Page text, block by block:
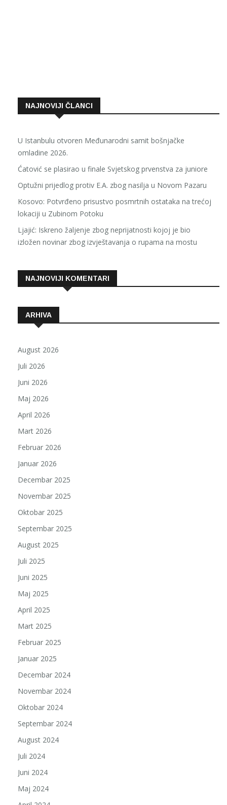
NAJNOVIJI ČLANCI
U Istanbulu otvoren Međunarodni samit bošnjačke
omladine 2026.
Ćatović se plasirao u finale Svjetskog prvenstva za juniore
Optužni prijedlog protiv E.A. zbog nasilja u Novom Pazaru
Kosovo: Potvrđeno prisustvo posmrtnih ostataka na trećoj
lokaciji u Zubinom Potoku
Ljajić: Iskreno žaljenje zbog neprijatnosti kojoj je bio
izložen novinar zbog izvještavanja o rupama na mostu
NAJNOVIJI KOMENTARI
ARHIVA
August 2026
Juli 2026
Juni 2026
Maj 2026
April 2026
Mart 2026
Februar 2026
Januar 2026
Decembar 2025
Novembar 2025
Oktobar 2025
Septembar 2025
August 2025
Juli 2025
Juni 2025
Maj 2025
April 2025
Mart 2025
Februar 2025
Januar 2025
Decembar 2024
Novembar 2024
Oktobar 2024
Septembar 2024
August 2024
Juli 2024
Juni 2024
Maj 2024